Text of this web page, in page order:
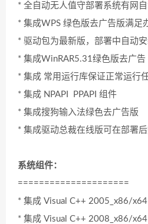
* 全自动无人值守部署系统有网自
* 集成WPS 绿色版去广告版满足
* 驱动包为最新版，部署中自动
* 集成WinRAR5.31绿色版去广告
* 集成 常用运行库保证正常运行
* 集成 NPAPI PPAPI 组件
* 集成搜狗输入法绿色去广告版
* 集成驱动总裁在线版可在部署
系统组件：
=====================
* 集成 Visual C++ 2005_x86/x64
* 集成 Visual C++ 2008_x86/x64